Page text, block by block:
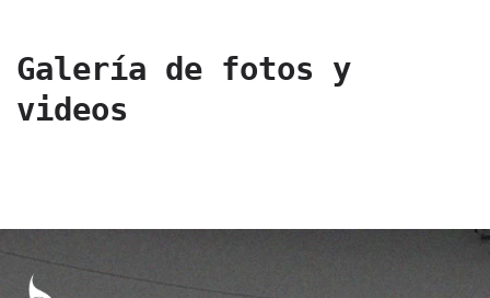
Galería de fotos y
videos